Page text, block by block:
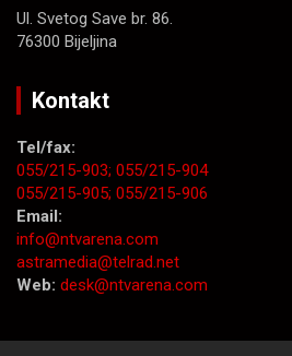
Ul. Svetog Save br. 86.
76300 Bijeljina
Kontakt
Tel/fax:
055/215-903; 055/215-904
055/215-905; 055/215-906
Email:
info@ntvarena.com
astramedia@telrad.net
Web: desk@ntvarena.com